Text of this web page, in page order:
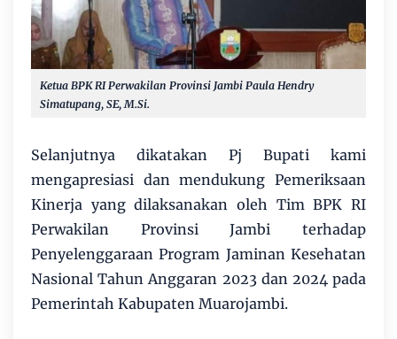
Ketua BPK RI Perwakilan Provinsi Jambi Paula Hendry
Simatupang, SE, M.Si.
Selanjutnya dikatakan Pj Bupati kami
mengapresiasi dan mendukung Pemeriksaan
Kinerja yang dilaksanakan oleh Tim BPK RI
Perwakilan Provinsi Jambi terhadap
Penyelenggaraan Program Jaminan Kesehatan
Nasional Tahun Anggaran 2023 dan 2024 pada
Pemerintah Kabupaten Muarojambi.